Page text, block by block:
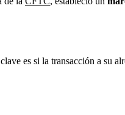
es si la transacción a su